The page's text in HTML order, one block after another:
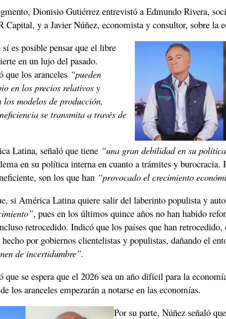
Dionisio Gutiérrez entrevistó a Edmundo Rivera,
Capital, y a Javier Núñez, economista y consultor, sobre la
es posible pensar que el libre
en un lujo del pasado.
que los aranceles “pueden
en los precios relativos y
los modelos de producción,
se transmita a través de
Latina, señaló que tiene “una gran debilidad en su
en su política interna en cuanto a trámites y burocracia.
son los que han “provocado el crecimiento
si América Latina quiere salir del laberinto populista y
, pues en los últimos quince años no han habido
retrocedido. Indicó que los países que han
por gobiernos clientelistas y populistas, dañando el
de incertidumbre”.
que se espera que el 2026 sea un año difícil para la
los aranceles empezarán a notarse en las economías.
Por su parte, Núñez señaló